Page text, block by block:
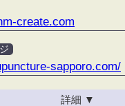
create.com
sapporo.com/
詳細 ▼